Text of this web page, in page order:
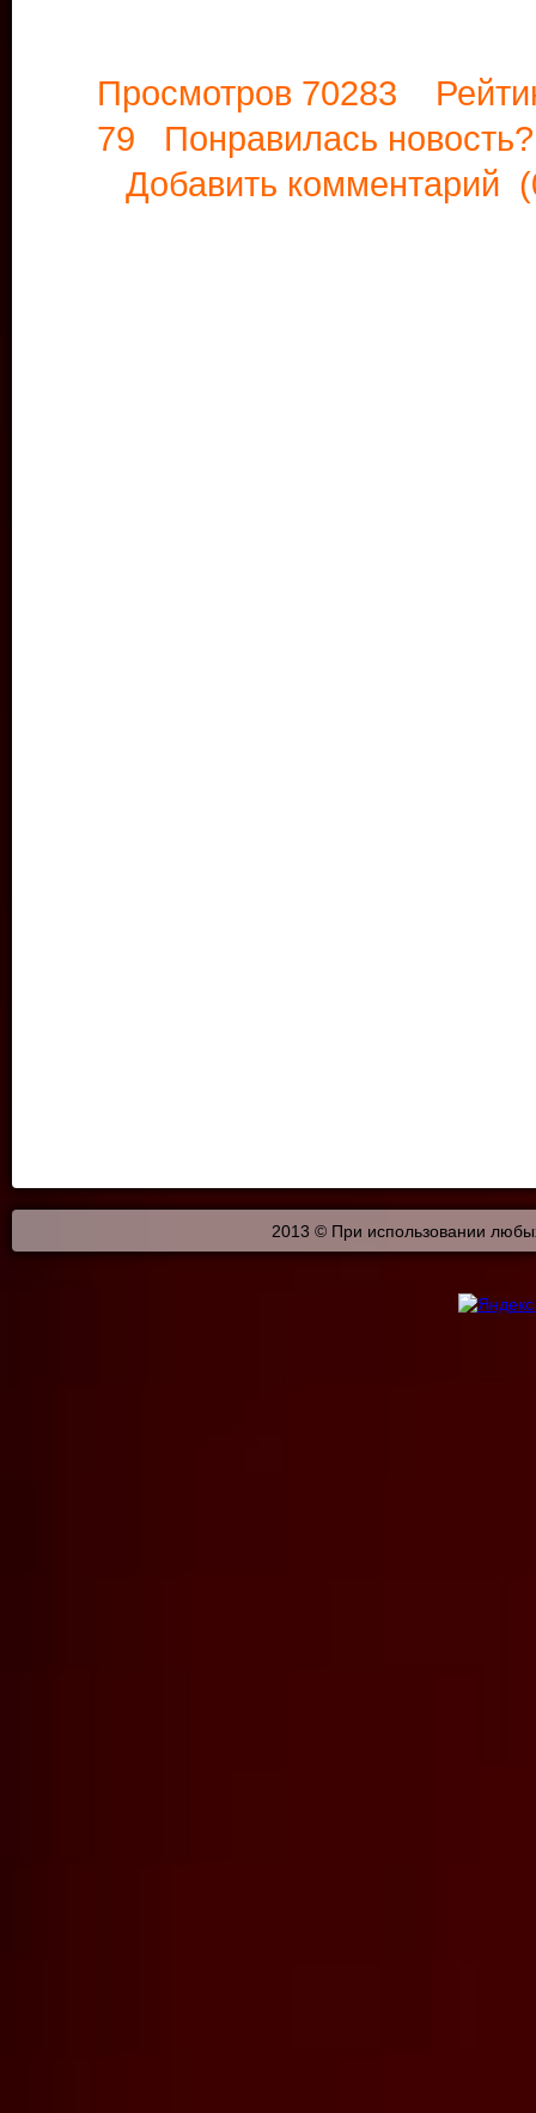
Просмотров 70283
79 Понравилась
Добавить комментарий
2013 © При использовании